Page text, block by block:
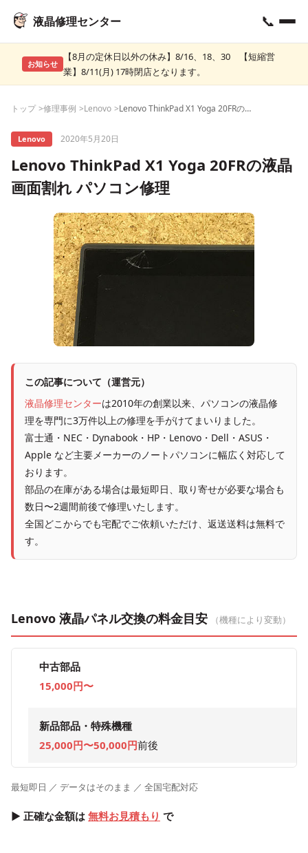
液晶修理センター 📞
お知らせ
【8月の定休日以外の休み】8/16、18、30 【短縮営
業】8/11(月) 17時閉店となります。
トップ 修理事例 Lenovo Lenovo ThinkPad X1 Yoga 20FRの液晶画面割れ パソコン修理
Lenovo 2020年5月20日
Lenovo ThinkPad X1 Yoga 20FRの液晶
画面割れ パソコン修理
この記事について（運営元）
液晶修理センターは2010年の創業以来、パソコンの液晶修
理を専門に3万件以上の修理を手がけてまいりました。
富士通・NEC・Dynabook・HP・Lenovo・Dell・ASUS・
Apple など主要メーカーのノートパソコンに幅広く対応して
おります。
部品の在庫がある場合は最短即日、取り寄せが必要な場合も
数日〜2週間前後で修理いたします。
全国どこからでも宅配でご依頼いただけ、返送送料は無料で
す。
Lenovo 液晶パネル交換の料金目安 （機種により変動）
中古部品
15,000円〜
新品部品・特殊機種
25,000円〜50,000円前後
最短即日 ／ データはそのまま ／ 全国宅配対応
▶ 正確な金額は 無料お見積もり で